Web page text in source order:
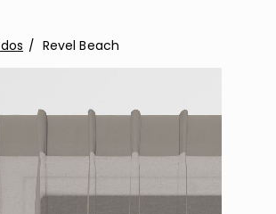
Revel Beach